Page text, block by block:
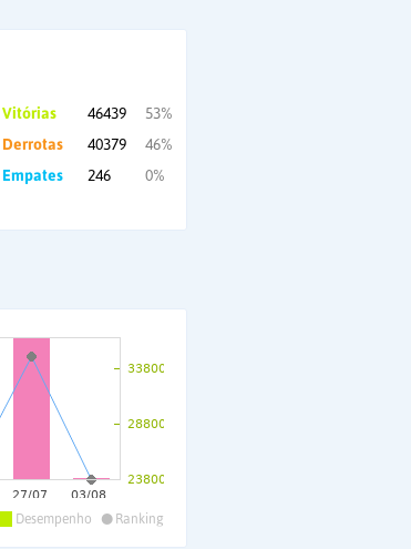
Vitórias 46439
53%
Derrotas
40379
46%
Empates
246 0%
Desempenho •
Ranking